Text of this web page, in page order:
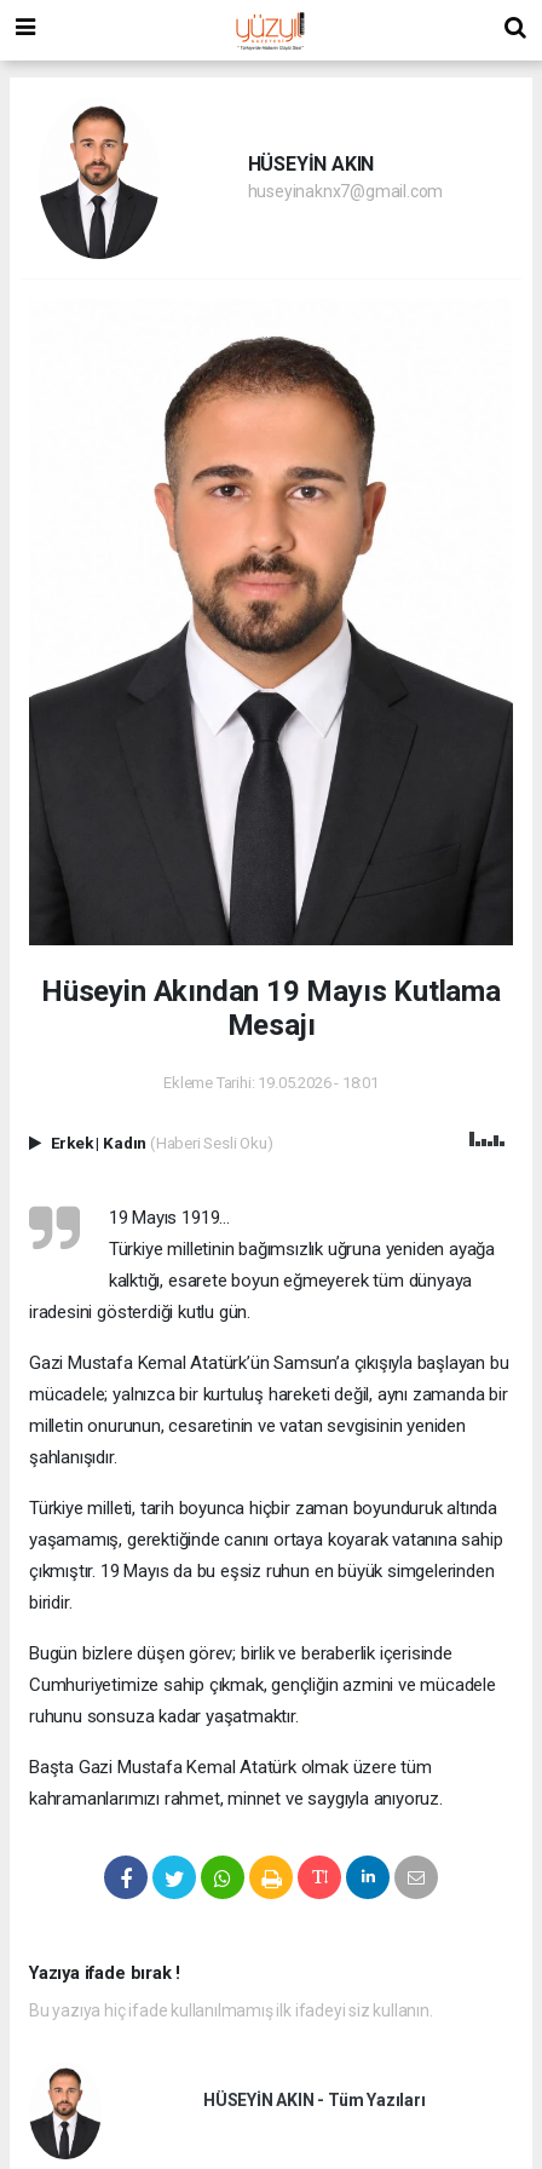
HÜSEYİN AKIN
huseyinaknx7@gmail.com
Hüseyin Akından 19 Mayıs Kutlama
Mesajı
Ekleme Tarihi: 19.05.2026 - 18:01
Erkek| Kadın (Haberi Sesli Oku)
19 Mayıs 1919…
Türkiye milletinin bağımsızlık uğruna yeniden ayağa
kalktığı, esarete boyun eğmeyerek tüm dünyaya
iradesini gösterdiği kutlu gün.
Gazi Mustafa Kemal Atatürk’ün Samsun’a çıkışıyla başlayan bu
mücadele; yalnızca bir kurtuluş hareketi değil, aynı zamanda bir
milletin onurunun, cesaretinin ve vatan sevgisinin yeniden
şahlanışıdır.
Türkiye milleti, tarih boyunca hiçbir zaman boyunduruk altında
yaşamamış, gerektiğinde canını ortaya koyarak vatanına sahip
çıkmıştır. 19 Mayıs da bu eşsiz ruhun en büyük simgelerinden
biridir.
Bugün bizlere düşen görev; birlik ve beraberlik içerisinde
Cumhuriyetimize sahip çıkmak, gençliğin azmini ve mücadele
ruhunu sonsuza kadar yaşatmaktır.
Başta Gazi Mustafa Kemal Atatürk olmak üzere tüm
kahramanlarımızı rahmet, minnet ve saygıyla anıyoruz.
Yazıya ifade bırak !
Bu yazıya hiç ifade kullanılmamış ilk ifadeyi siz kullanın.
HÜSEYİN AKIN - Tüm Yazıları